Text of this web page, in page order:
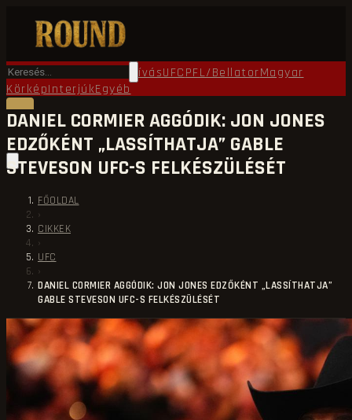
FőoldalRound TV ÖkölvívásUFCPFL/BellatorMagyar
KörképInterjúkEgyéb
DANIEL CORMIER AGGÓDIK: JON JONES
EDZŐKÉNT „LASSÍTHATJA” GABLE
STEVESON UFC-S FELKÉSZÜLÉSÉT
FŐOLDAL
›
CIKKEK
›
UFC
›
DANIEL CORMIER AGGÓDIK: JON JONES EDZŐKÉNT „LASSÍTHATJA”
GABLE STEVESON UFC-S FELKÉSZÜLÉSÉT